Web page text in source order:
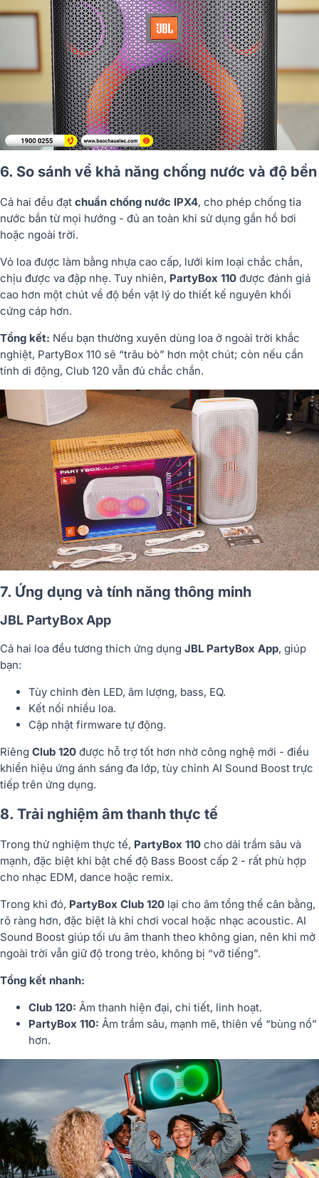
6. So sánh về khả năng chống nước và độ bền
Cả hai đều đạt chuẩn chống nước IPX4, cho phép chống tia
nước bắn từ mọi hướng - đủ an toàn khi sử dụng gần hồ bơi
hoặc ngoài trời.
Vỏ loa được làm bằng nhựa cao cấp, lưới kim loại chắc chắn,
chịu được va đập nhẹ. Tuy nhiên, PartyBox 110 được đánh giá
cao hơn một chút về độ bền vật lý do thiết kế nguyên khối
cứng cáp hơn.
Tổng kết: Nếu bạn thường xuyên dùng loa ở ngoài trời khắc
nghiệt, PartyBox 110 sẽ “trâu bò” hơn một chút; còn nếu cần
tính di động, Club 120 vẫn đủ chắc chắn.
7. Ứng dụng và tính năng thông minh
JBL PartyBox App
Cả hai loa đều tương thích ứng dụng JBL PartyBox App, giúp
bạn:
Tùy chỉnh đèn LED, âm lượng, bass, EQ.
Kết nối nhiều loa.
Cập nhật firmware tự động.
Riêng Club 120 được hỗ trợ tốt hơn nhờ công nghệ mới - điều
khiển hiệu ứng ánh sáng đa lớp, tùy chỉnh AI Sound Boost trực
tiếp trên ứng dụng.
8. Trải nghiệm âm thanh thực tế
Trong thử nghiệm thực tế, PartyBox 110 cho dải trầm sâu và
mạnh, đặc biệt khi bật chế độ Bass Boost cấp 2 - rất phù hợp
cho nhạc EDM, dance hoặc remix.
Trong khi đó, PartyBox Club 120 lại cho âm tổng thể cân bằng,
rõ ràng hơn, đặc biệt là khi chơi vocal hoặc nhạc acoustic. AI
Sound Boost giúp tối ưu âm thanh theo không gian, nên khi mở
ngoài trời vẫn giữ độ trong trẻo, không bị “vỡ tiếng”.
Tổng kết nhanh:
Club 120: Âm thanh hiện đại, chi tiết, linh hoạt.
PartyBox 110: Âm trầm sâu, mạnh mẽ, thiên về “bùng nổ”
hơn.